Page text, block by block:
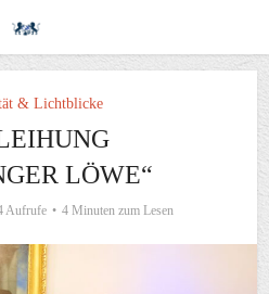
& Lichtblicke
LÖWE“
Aufrufe 4 Minuten zum Lesen